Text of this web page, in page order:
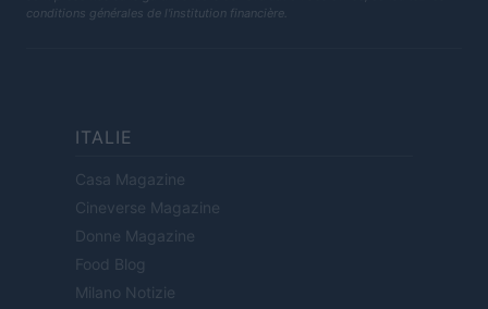
conditions générales de l'institution financière.
ITALIE
Casa Magazine
Cineverse Magazine
Donne Magazine
Food Blog
Milano Notizie